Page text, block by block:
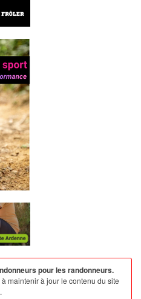
pour les randonneurs.
maintenir à jour le contenu du site